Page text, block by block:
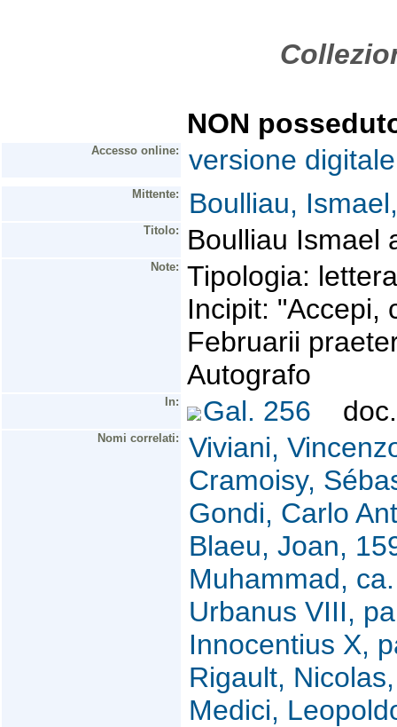
NON
Accesso online: versione digitale
Mittente: Boulliau,
Titolo: Boulliau Ismael
Note:
Tipologia: lettera
Incipit: "Accepi,
Februarii
Autografo
In: Gal. 256
Nomi correlati:
Viviani,
Cramoisy,
Gondi, Carlo
Blaeu, Joan,
Muhammad,
Urbanus VIII,
Innocentius X,
Rigault,
Medici,